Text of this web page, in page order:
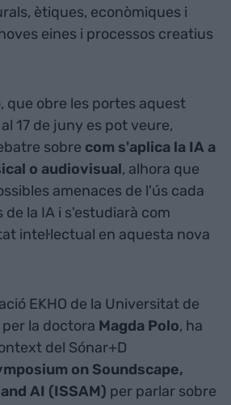
ètiques, econòmiques i
eines i processos creatius
que obre les portes aquest
17 de juny es pot veure,
sobre com s'aplica la IA a
o audiovisual, alhora que
amenaces de l'ús cada
de la IA i s'estudiarà com
intel·lectual en aquesta nova
EKHO de la Universitat de
la doctora Magda Polo, ha
del Sónar+D
on Soundscape,
AI (ISSAM) per parlar sobre